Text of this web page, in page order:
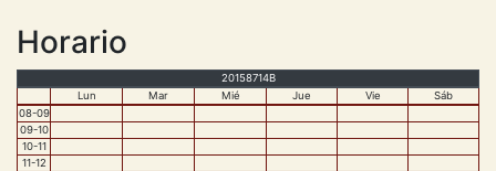
Horario
20158714B
Lun
Mar Mié Jue Vie
Sáb
08-09
09-10
10-11
11-12